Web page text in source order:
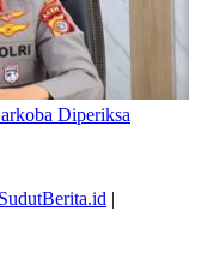
Diperiksa
SudutBerita.id |